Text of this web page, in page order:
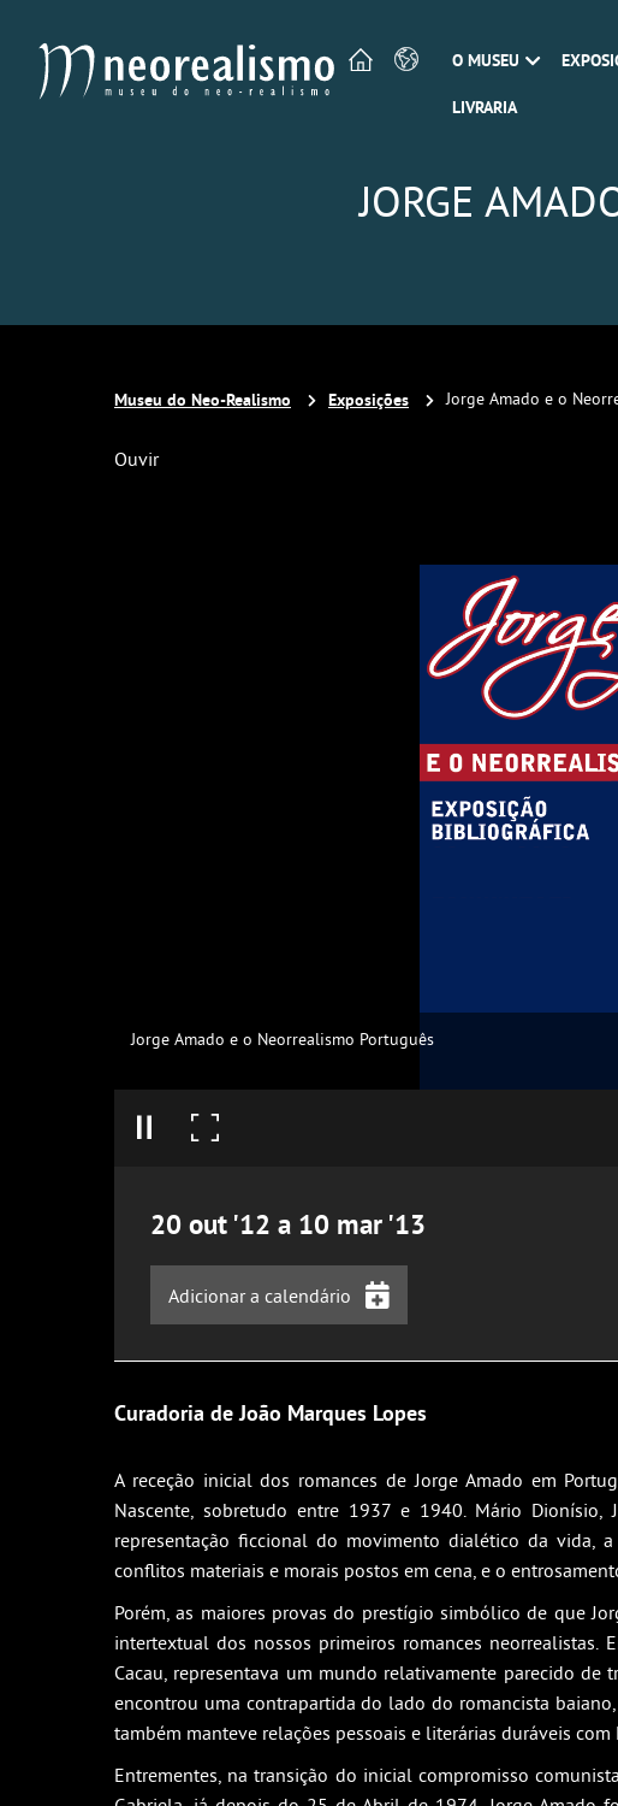
O MUSEU
LIVRARIA
JORGE
Museu do Neo-Realismo Exposições Jorge Amado e o
Ouvir
Jorge Amado e o Neorrealismo Português
20 out '12 a 10 mar '13
Adicionar a calendário
Outlook
Yahoo! Calendar
Curadoria de João Marques Lopes
A receção inicial dos romances de Jorge Amado em
Nascente, sobretudo entre 1937 e 1940. Mário
representação ficcional do movimento dialético da vida,
conflitos materiais e morais postos em cena, e o
Porém, as maiores provas do prestígio simbólico de que
intertextual dos nossos primeiros romances neorrealistas.
Cacau, representava um mundo relativamente parecido
encontrou uma contrapartida do lado do romancista
também manteve relações pessoais e literárias duráveis
Entrementes, na transição do inicial compromisso